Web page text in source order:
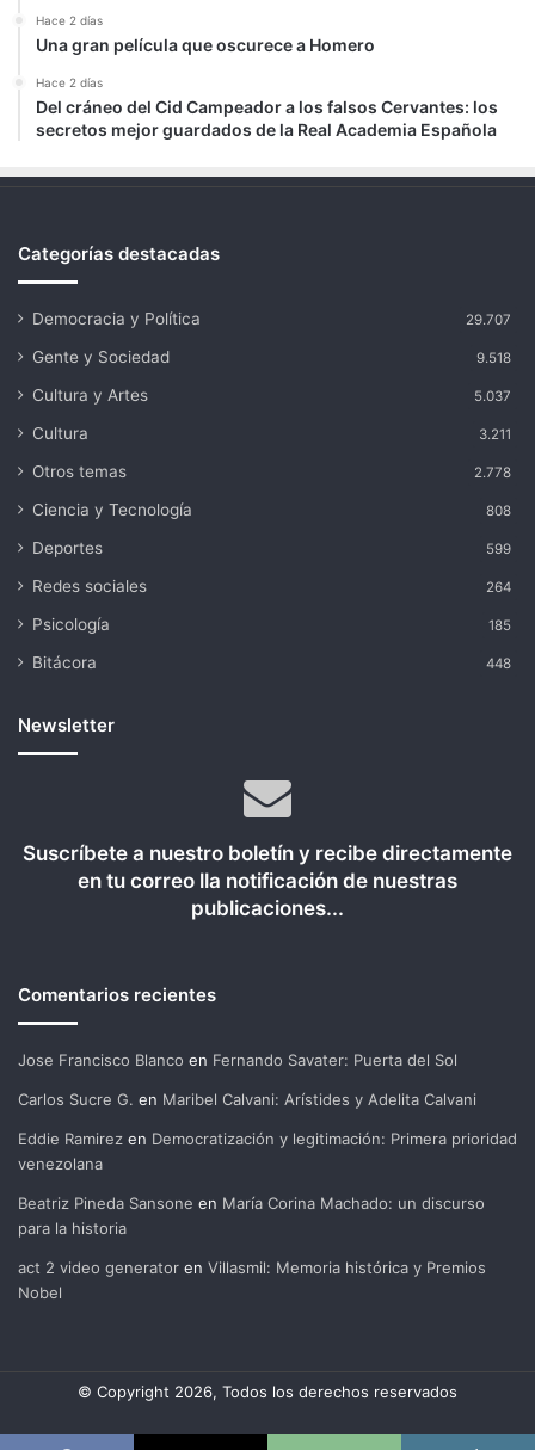
Hace 2 días
Una gran película que oscurece a Homero
Hace 2 días
Del cráneo del Cid Campeador a los falsos Cervantes: los
secretos mejor guardados de la Real Academia Española
Categorías destacadas
Democracia y Política 29.707
Gente y Sociedad 9.518
Cultura y Artes 5.037
Cultura 3.211
Otros temas 2.778
Ciencia y Tecnología 808
Deportes 599
Redes sociales 264
Psicología 185
Bitácora 448
Newsletter
Suscríbete a nuestro boletín y recibe directamente
en tu correo lla notificación de nuestras
publicaciones...
Comentarios recientes
Jose Francisco Blanco en Fernando Savater: Puerta del Sol
Carlos Sucre G. en Maribel Calvani: Arístides y Adelita Calvani
Eddie Ramirez en Democratización y legitimación: Primera prioridad
venezolana
Beatriz Pineda Sansone en María Corina Machado: un discurso
para la historia
act 2 video generator en Villasmil: Memoria histórica y Premios
Nobel
© Copyright 2026, Todos los derechos reservados